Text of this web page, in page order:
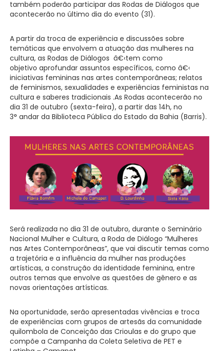
também poderão participar das Rodas de Diálogos que
acontecerão no último dia do evento (31).
A partir da troca de experiência e discussões sobre
temáticas que envolvem a atuação das mulheres na
cultura, as Rodas de Diálogos â€‹tem como
objetivo aprofundar assuntos específicos, como â€‹
iniciativas femininas nas artes contemporâneas; relatos
de feminismos, sexualidades e experiências feministas na
cultura e saberes tradicionais .As Rodas acontecerão no
dia 31 de outubro (sexta-feira), a partir das 14h, no
3° andar da Biblioteca Pública do Estado da Bahia (Barris).
Será realizada no dia 31 de outubro, durante o Seminário
Nacional Mulher e Cultura, a Roda de Diálogo “Mulheres
nas Artes Contemporâneas”, que vai discutir temas como
a trajetória e a influência da mulher nas produções
artísticas, a construção da identidade feminina, entre
outros temas que envolve as questões de gênero e as
novas orientações artísticas.
Na oportunidade, serão apresentadas vivências e troca
de experiências com grupos de artesãs da comunidade
quilombola de Conceição das Crioulas e do grupo que
compõe a Campanha da Coleta Seletiva de PET e